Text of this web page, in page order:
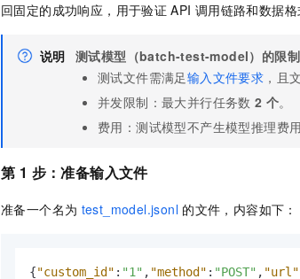
回固定的成功响应，用于验证 API 调用链路和数据格
说明 测试模型（batch-test-model）的限制
测试文件需满足输入文件要求 ，且
并发限制：最大并行任务数2 个。
费用：测试模型不产生模型推理费用
第 1 步：准备输入文件
准备一个名为 test_model.jsonl 的文件，内容如下：
{"custom_id" : "1" , "method" : "POST" , "url"